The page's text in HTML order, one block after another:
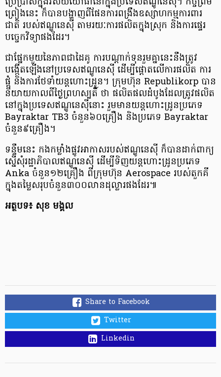
ព្រៀងនេះ ក៏បានបង្ហាញពីផែនកា​រពង្រឹងឧស្សាហកម្មការពារ
ជាតិ របស់ឥណ្ឌូនេស៊ី តាមរយៈការផលិតក្នុងស្រុក និងការផ្ទេរ
បច្ចេកវិទ្យាផងដែរ។
ជាផ្នែកមួយនៃភាពជាដៃគូ ការបណ្តាក់​ទុនរួមគ្នានេះនឹងត្រូវ
បង្កើតឡើងនៅប្រទេសឥណ្ឌូនេស៊ី ដើម្បីផ្តោតលើការផលិត ការ
ផ្គុំ និងការថែទាំយន្តហោះដ្រូន។ ក្រុមហ៊ុន Republikorp បាន
និយាយកាលពីថ្ងៃព្រហស្បតិ៍ ថា ផលិតផលដំបូងដែលត្រូវផលិត
នៅក្នុងប្រទេសឥណ្ឌូនេស៊ីនោះ រួមមានយន្តហោះដ្រូន​ប្រភេទ
Bayraktar TB3 ចំនួន៦០គ្រឿង និងប្រភេទ Bayraktar
ចំនួន៩គ្រឿង។
ទន្ទឹមនេះ កងកម្លាំងផ្លូវអាកាសរបស់ឥណ្ឌូនេស៊ី ក៏បានដាក់ពាក្យ
ស្នើសុំរដ្ឋាភិបាលឥណ្ឌូនេស៊ី ដើម្បីទិញយន្តហោះដ្រូនប្រភេទ
Anka ចំនួន១២គ្រឿង ពីក្រុមហ៊ុន Aerospace របស់តួកគី
ក្នុងតម្លៃសរុបចំនួន៣០០លានដុល្លារផងដែរ៕
អត្ថបទ៖ សុខ មង្គល
Share to Facebook
Twitter
Linkedin